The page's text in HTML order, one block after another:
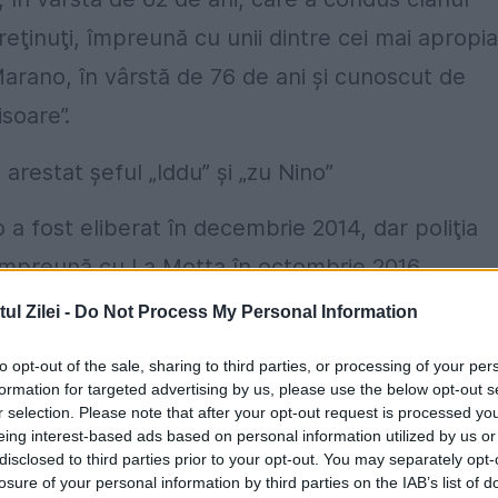
Zilei - Do Not Process My Personal Information
opt-out of the sale, sharing to third parties, or processing of your
for targeted advertising by us, please use the below opt-out
selection. Please note that after your opt-out request is processed
interest-based ads based on personal information utilized by us
to third parties prior to your opt-out. You may separately
of your personal information by third parties on the IAB’s list of
împreună cu unii dintre cei mai
în vârstă de 76 de ani şi cunoscut de
fost eliberat în decembrie 2014, dar poliţia
cu La Motta în octombrie 2016.
la Mafia, formarea unui grup
de narcotice, atacuri şi extorcări multiple.
este evidenţiată în acuzaţii.
Siracuza, Messina, Caltanissetta,